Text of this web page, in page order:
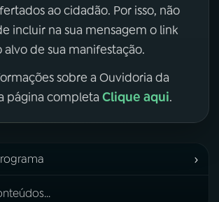
ao cidadão. Por isso, não
incluir na sua mensagem o link
de sua manifestação.
sobre a Ouvidoria da
página completa Clique aqui.
›